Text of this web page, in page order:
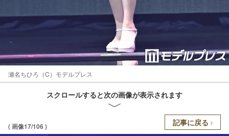
瀬名ちひろ（C）モデルプレス
スクロールすると次の画像が表示されます
( 画像17/106 ) 記事に戻る